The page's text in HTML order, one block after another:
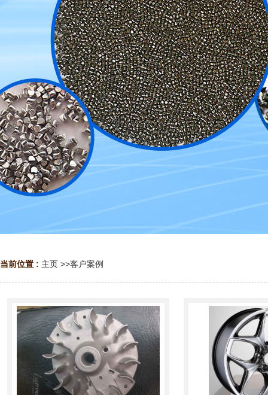
当前位置 : 主页 >>客户案例